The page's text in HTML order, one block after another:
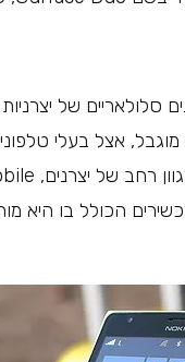
אצל בעלי
הכולל בו